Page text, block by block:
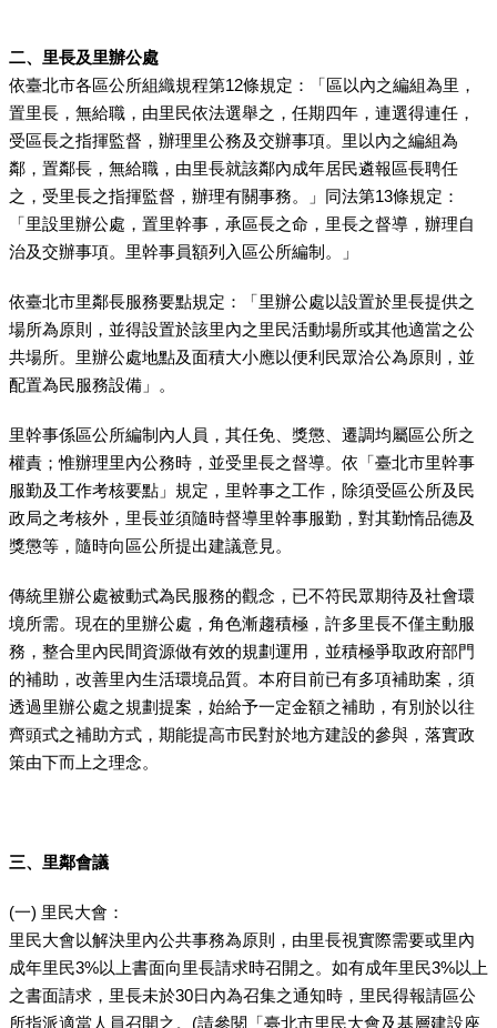
二、里長及里辦公處
依臺北市各區公所組織規程第12條規定：「區以內之編組為里，
置里長，無給職，由里民依法選舉之，任期四年，連選得連任，
受區長之指揮監督，辦理里公務及交辦事項。里以內之編組為
鄰，置鄰長，無給職，由里長就該鄰內成年居民遴報區長聘任
之，受里長之指揮監督，辦理有關事務。」同法第13條規定：
「里設里辦公處，置里幹事，承區長之命，里長之督導，辦理自
治及交辦事項。里幹事員額列入區公所編制。」
依臺北市里鄰長服務要點規定：「里辦公處以設置於里長提供之
場所為原則，並得設置於該里內之里民活動場所或其他適當之公
共場所。里辦公處地點及面積大小應以便利民眾洽公為原則，並
配置為民服務設備」。
里幹事係區公所編制內人員，其任免、獎懲、遷調均屬區公所之
權責；惟辦理里內公務時，並受里長之督導。依「臺北市里幹事
服勤及工作考核要點」規定，里幹事之工作，除須受區公所及民
政局之考核外，里長並須隨時督導里幹事服勤，對其勤惰品德及
獎懲等，隨時向區公所提出建議意見。
傳統里辦公處被動式為民服務的觀念，已不符民眾期待及社會環
境所需。現在的里辦公處，角色漸趨積極，許多里長不僅主動服
務，整合里內民間資源做有效的規劃運用，並積極爭取政府部門
的補助，改善里內生活環境品質。本府目前已有多項補助案，須
透過里辦公處之規劃提案，始給予一定金額之補助，有別於以往
齊頭式之補助方式，期能提高市民對於地方建設的參與，落實政
策由下而上之理念。
三、里鄰會議
(一) 里民大會：
里民大會以解決里內公共事務為原則，由里長視實際需要或里內
成年里民3%以上書面向里長請求時召開之。如有成年里民3%以上
之書面請求，里長未於30日內為召集之通知時，里民得報請區公
所指派適當人員召開之。(請參閱「臺北市里民大會及基層建設座